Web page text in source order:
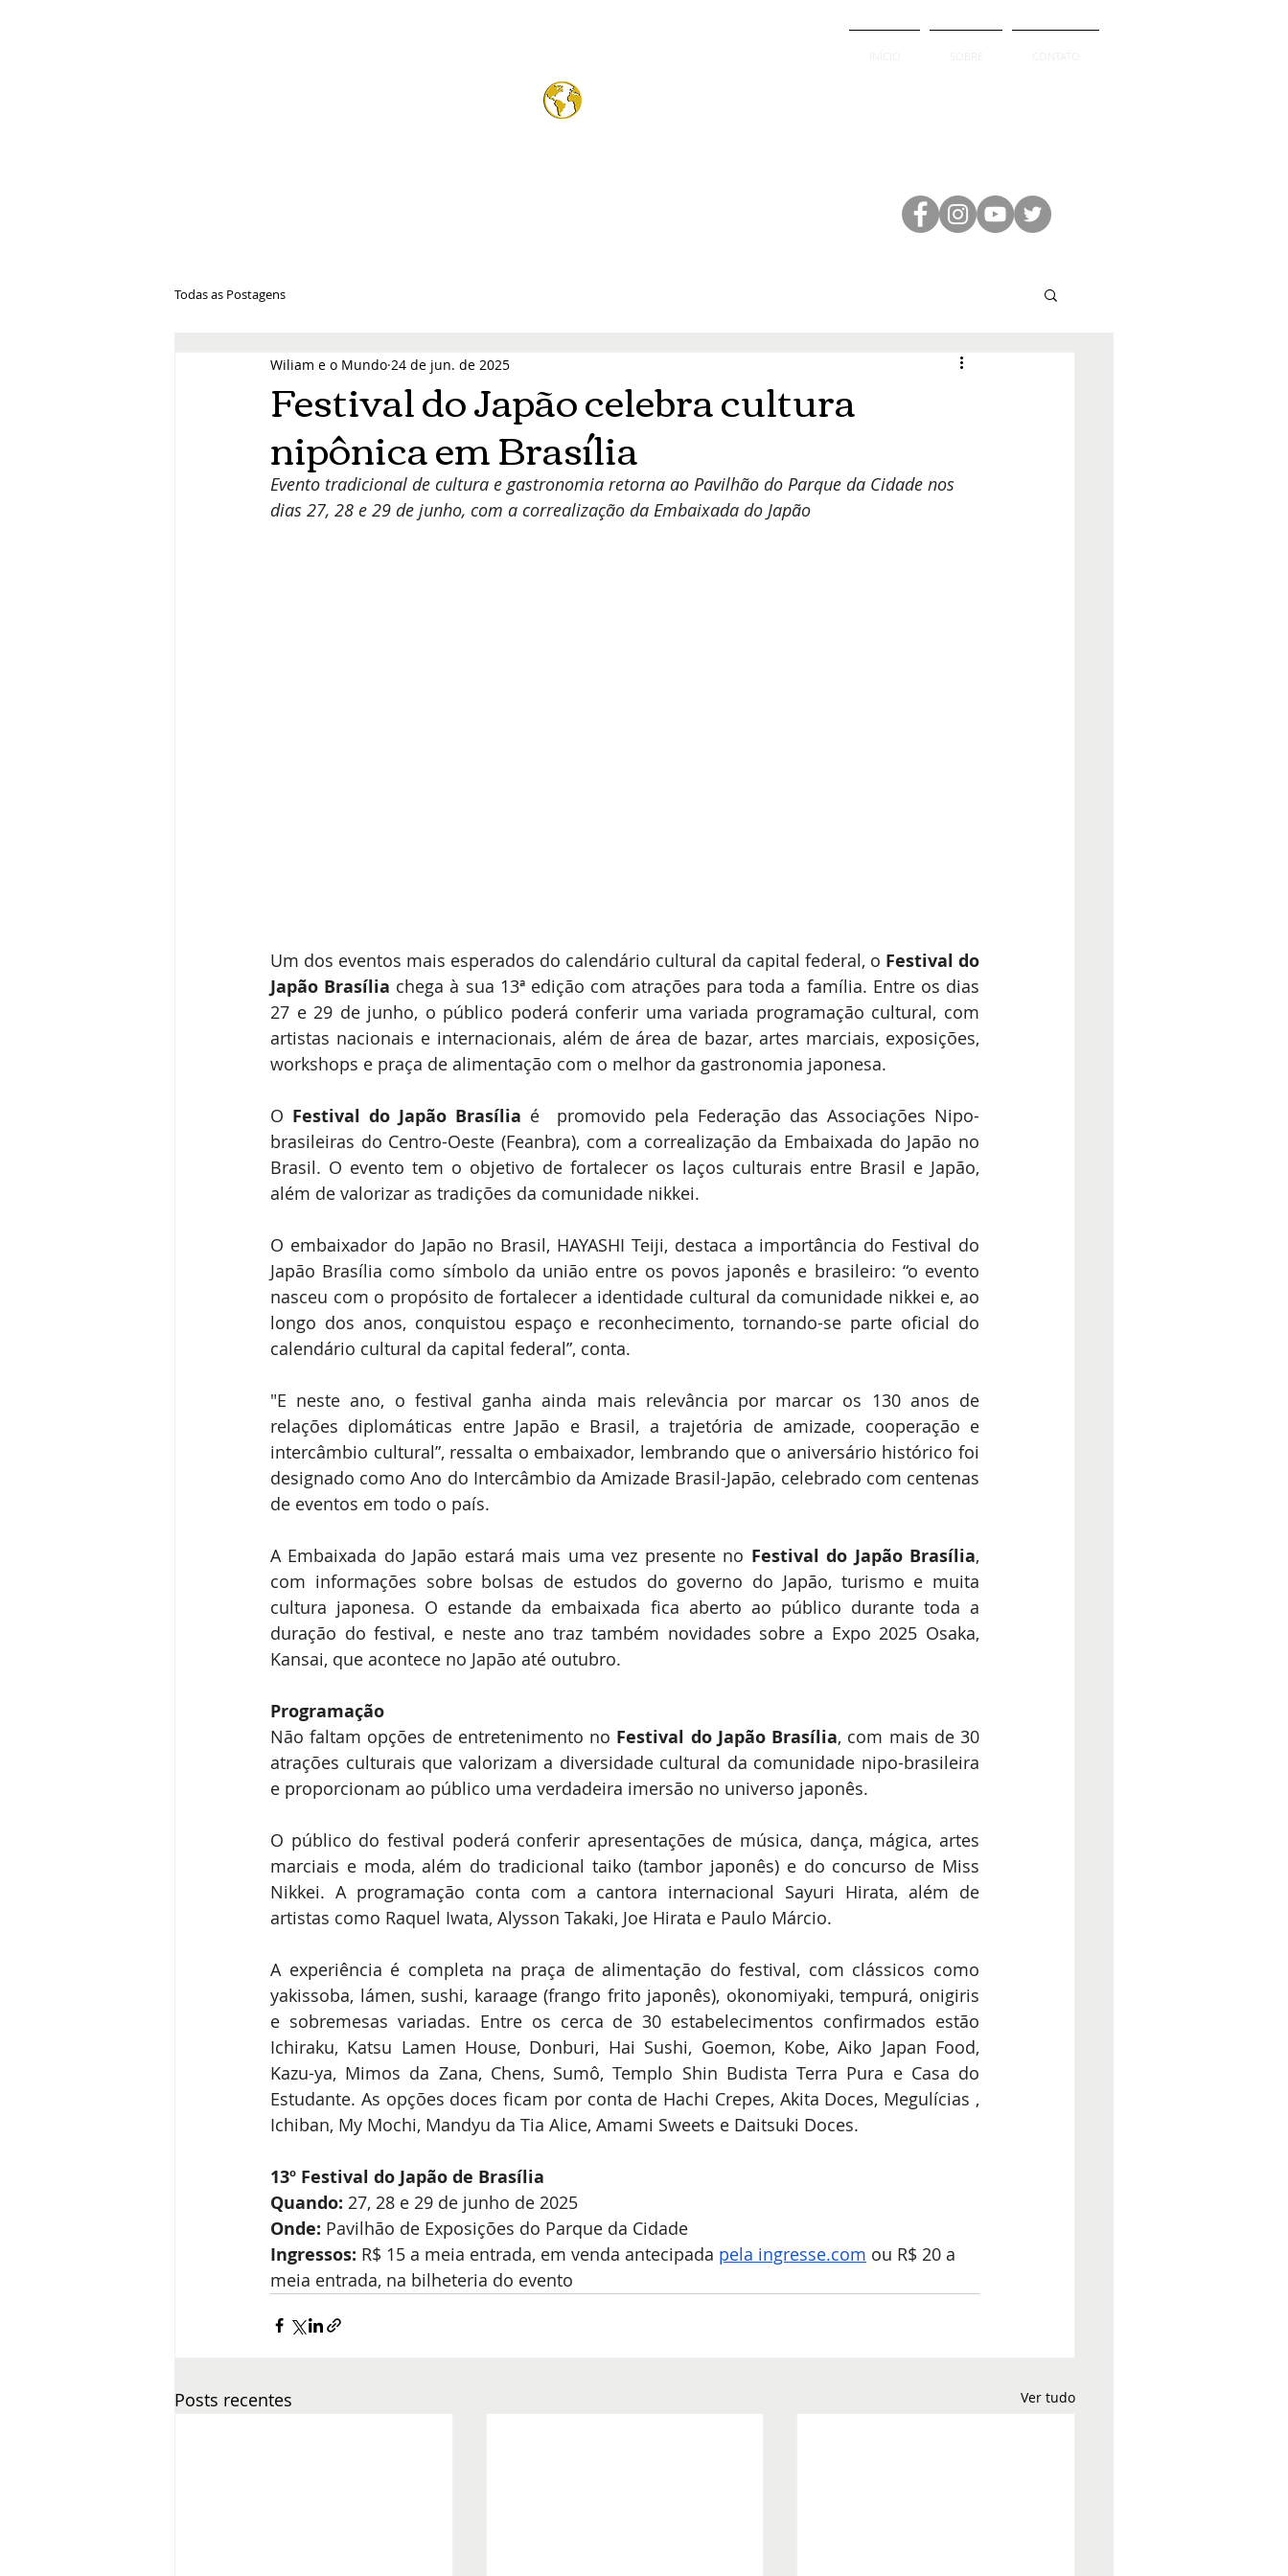
Wiliam e o Mund
Todas as Postagens
Festival do Japão celebra cultura
nipônica em Brasília
Wiliam e o Mundo 24 de jun. de 2025
Evento tradicional de cultura e gastronomia retorna ao Pavilhão do Parque da Cidade nos
dias 27, 28 e 29 de junho, com a correalização da Embaixada do Japão
Um dos eventos mais esperados do calendário cultural da capital federal, o Festival do
Japão Brasília chega à sua 13ª edição com atrações para toda a família. Entre os dias
27 e 29 de junho, o público poderá conferir uma variada programação cultural, com
artistas nacionais e internacionais, além de área de bazar, artes marciais, exposições,
workshops e praça de alimentação com o melhor da gastronomia japonesa.
O Festival do Japão Brasília é  promovido pela Federação das Associações Nipo-
brasileiras do Centro-Oeste (Feanbra), com a correalização da Embaixada do Japão no
Brasil. O evento tem o objetivo de fortalecer os laços culturais entre Brasil e Japão,
além de valorizar as tradições da comunidade nikkei.
O embaixador do Japão no Brasil, HAYASHI Teiji, destaca a importância do Festival do
Japão Brasília como símbolo da união entre os povos japonês e brasileiro: “o evento
nasceu com o propósito de fortalecer a identidade cultural da comunidade nikkei e, ao
longo dos anos, conquistou espaço e reconhecimento, tornando-se parte oficial do
calendário cultural da capital federal”, conta.
"E neste ano, o festival ganha ainda mais relevância por marcar os 130 anos de
relações diplomáticas entre Japão e Brasil, a trajetória de amizade, cooperação e
intercâmbio cultural”, ressalta o embaixador, lembrando que o aniversário histórico foi
designado como Ano do Intercâmbio da Amizade Brasil-Japão, celebrado com centenas
de eventos em todo o país.
A Embaixada do Japão estará mais uma vez presente no Festival do Japão Brasília,
com informações sobre bolsas de estudos do governo do Japão, turismo e muita
cultura japonesa. O estande da embaixada fica aberto ao público durante toda a
duração do festival, e neste ano traz também novidades sobre a Expo 2025 Osaka,
Kansai, que acontece no Japão até outubro.
Programação
Não faltam opções de entretenimento no Festival do Japão Brasília, com mais de 30
atrações culturais que valorizam a diversidade cultural da comunidade nipo-brasileira
e proporcionam ao público uma verdadeira imersão no universo japonês.
O público do festival poderá conferir apresentações de música, dança, mágica, artes
marciais e moda, além do tradicional taiko (tambor japonês) e do concurso de Miss
Nikkei. A programação conta com a cantora internacional Sayuri Hirata, além de
artistas como Raquel Iwata, Alysson Takaki, Joe Hirata e Paulo Márcio.
A experiência é completa na praça de alimentação do festival, com clássicos como
yakissoba, lámen, sushi, karaage (frango frito japonês), okonomiyaki, tempurá, onigiris
e sobremesas variadas. Entre os cerca de 30 estabelecimentos confirmados estão
Ichiraku, Katsu Lamen House, Donburi, Hai Sushi, Goemon, Kobe, Aiko Japan Food,
Kazu-ya, Mimos da Zana, Chens, Sumô, Templo Shin Budista Terra Pura e Casa do
Estudante. As opções doces ficam por conta de Hachi Crepes, Akita Doces, Megulícias ,
Ichiban, My Mochi, Mandyu da Tia Alice, Amami Sweets e Daitsuki Doces.
13º Festival do Japão de Brasília
Quando: 27, 28 e 29 de junho de 2025
Onde: Pavilhão de Exposições do Parque da Cidade
Ingressos: R$ 15 a meia entrada, em venda antecipada pela ingresse.com ou R$ 20 a
meia entrada, na bilheteria do evento
Posts recentes Ver tudo